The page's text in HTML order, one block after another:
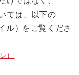
ては、以下の
ル）をご覧くださ